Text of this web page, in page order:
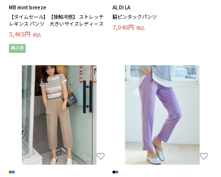
MB mint breeze
【タイムセール】【接触冷感】 ストレッチ
レギンス パンツ 大きいサイズレディース
3,465円 税込
再入荷
AL DI LA
脇ピンタックパンツ
7,040円 税込